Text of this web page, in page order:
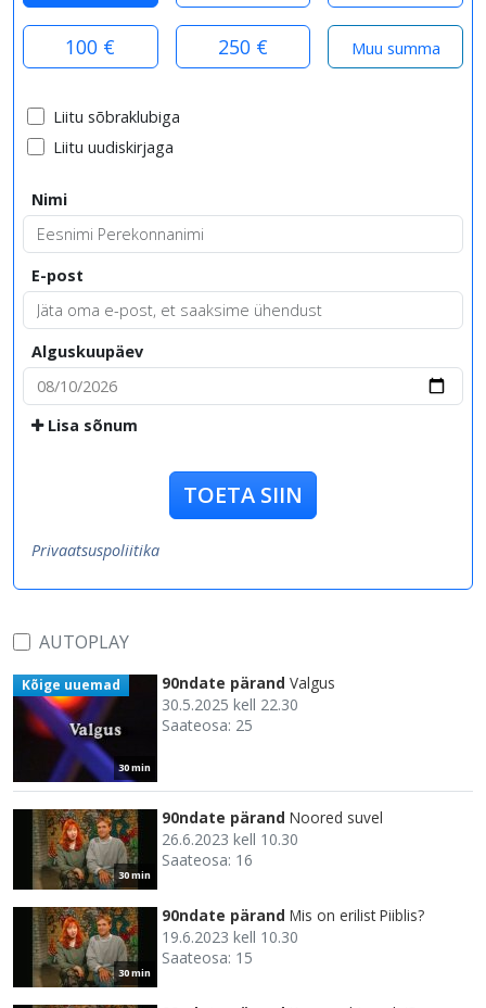
100 € 250 €
Liitu sõbraklubiga
Liitu uudiskirjaga
Nimi
E-post
Alguskuupäev
Lisa sõnum
TOETA SIIN
Privaatsuspoliitika
AUTOPLAY
30 min
Kõige uuemad 90ndate pärand Valgus
30.5.2025 kell 22.30
Saateosa: 25
30 min
90ndate pärand Noored suvel
26.6.2023 kell 10.30
Saateosa: 16
30 min
90ndate pärand Mis on erilist Piiblis?
19.6.2023 kell 10.30
Saateosa: 15